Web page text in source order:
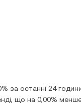
за останні 24
що на 0,00%